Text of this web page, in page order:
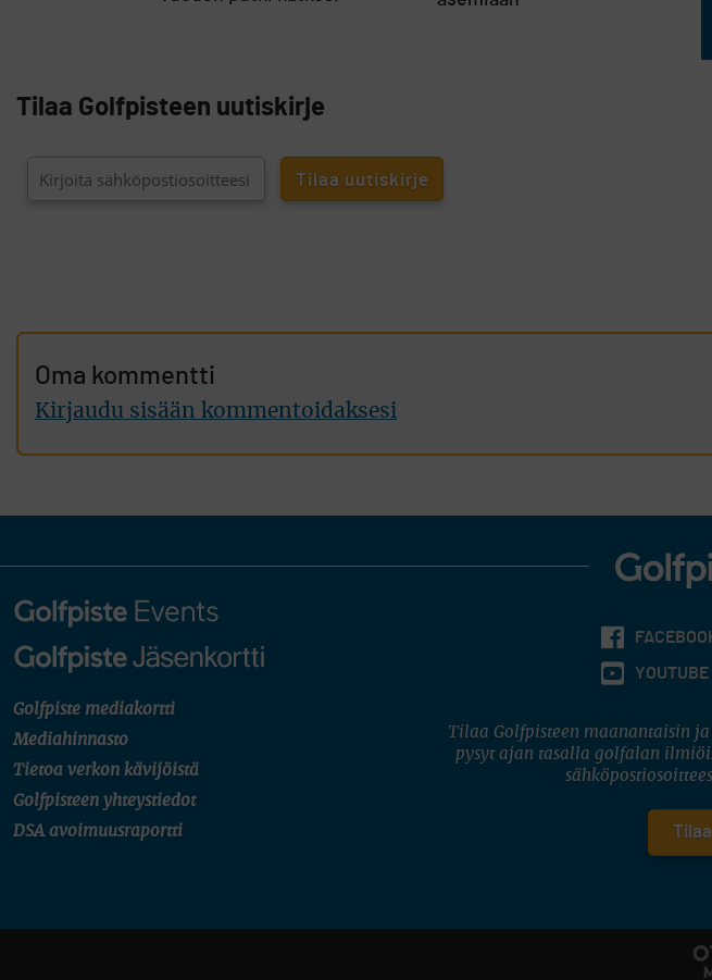
Tilaa Golfpisteen uutiskirje
Oma kommentti
Kirjaudu sisään kommentoidaksesi
Golfpiste mediakortti
Mediahinnasto
Tietoa verkon kävijöistä
Golfpisteen yhteystiedot
DSA avoimuusraportti
YOUTUBE
Tilaa Golfpisteen maanantaisin
pysyt ajan tasalla golfalan